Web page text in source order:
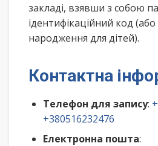
закладі, взявши з собою
ідентифікаційний код
народження для дітей).
Контактна
Телефон для запису:
+380516232476
Електронна пошта: